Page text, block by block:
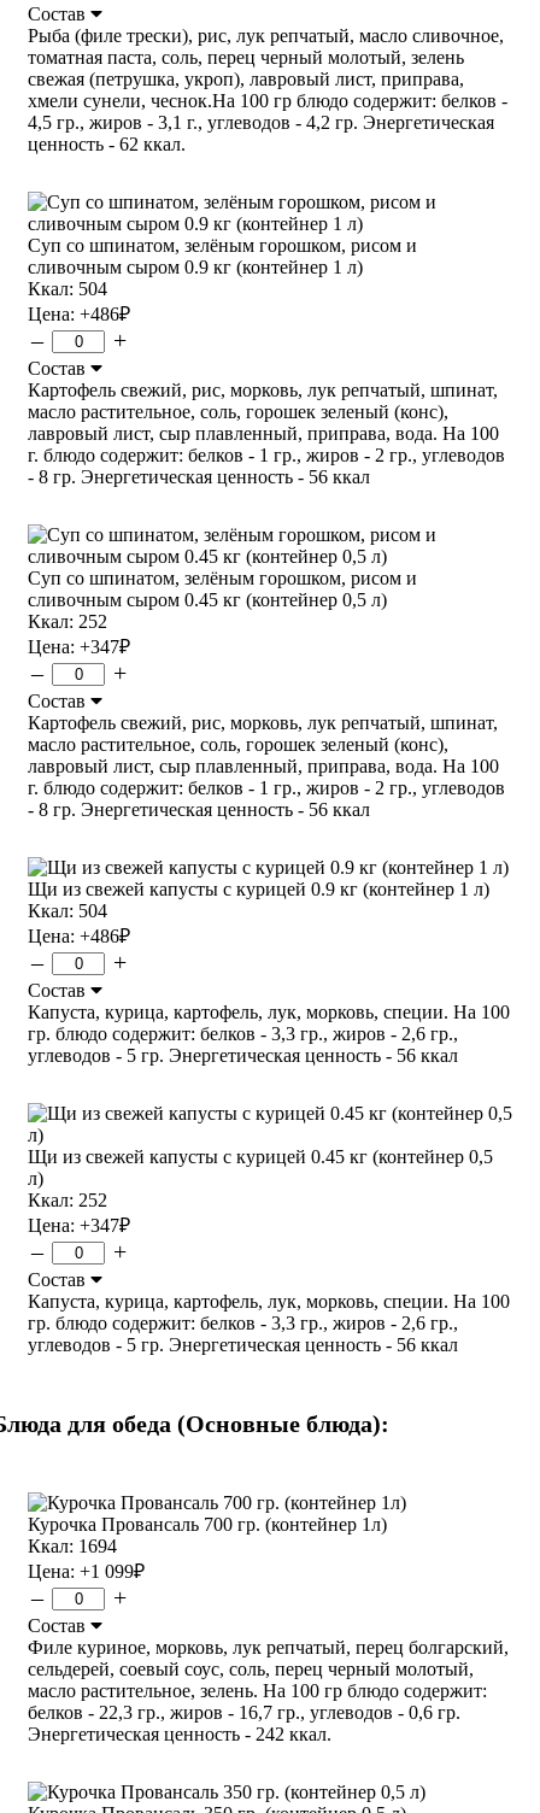
Состав
Рыба (филе трески), рис, лук репчатый, масло сливочное,
томатная паста, соль, перец черный молотый, зелень
свежая (петрушка, укроп), лавровый лист, приправа,
хмели сунели, чеснок.На 100 гр блюдо содержит: белков -
4,5 гр., жиров - 3,1 г., углеводов - 4,2 гр. Энергетическая
ценность - 62 ккал.
Суп со шпинатом, зелёным горошком, рисом и
сливочным сыром 0.9 кг (контейнер 1 л)
Ккал: 504
Цена: +486₽
– +
Состав
Картофель свежий, рис, морковь, лук репчатый, шпинат,
масло растительное, соль, горошек зеленый (конс),
лавровый лист, сыр плавленный, приправа, вода. На 100
г. блюдо содержит: белков - 1 гр., жиров - 2 гр., углеводов
- 8 гр. Энергетическая ценность - 56 ккал
Суп со шпинатом, зелёным горошком, рисом и
сливочным сыром 0.45 кг (контейнер 0,5 л)
Ккал: 252
Цена: +347₽
– +
Состав
Картофель свежий, рис, морковь, лук репчатый, шпинат,
масло растительное, соль, горошек зеленый (конс),
лавровый лист, сыр плавленный, приправа, вода. На 100
г. блюдо содержит: белков - 1 гр., жиров - 2 гр., углеводов
- 8 гр. Энергетическая ценность - 56 ккал
Щи из свежей капусты с курицей 0.9 кг (контейнер 1 л)
Ккал: 504
Цена: +486₽
– +
Состав
Капуста, курица, картофель, лук, морковь, специи. На 100
гр. блюдо содержит: белков - 3,3 гр., жиров - 2,6 гр.,
углеводов - 5 гр. Энергетическая ценность - 56 ккал
Щи из свежей капусты с курицей 0.45 кг (контейнер 0,5
л)
Ккал: 252
Цена: +347₽
– +
Состав
Капуста, курица, картофель, лук, морковь, специи. На 100
гр. блюдо содержит: белков - 3,3 гр., жиров - 2,6 гр.,
углеводов - 5 гр. Энергетическая ценность - 56 ккал
для обеда (Основные блюда):
Курочка Провансаль 700 гр. (контейнер 1л)
Ккал: 1694
Цена: +1 099₽
– +
Состав
Филе куриное, морковь, лук репчатый, перец болгарский,
сельдерей, соевый соус, соль, перец черный молотый,
масло растительное, зелень. На 100 гр блюдо содержит:
белков - 22,3 гр., жиров - 16,7 гр., углеводов - 0,6 гр.
Энергетическая ценность - 242 ккал.